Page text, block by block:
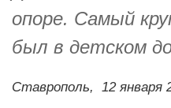
опоре. Самый
был в детском
Ставрополь, 12 января